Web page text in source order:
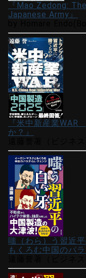
『Mao Zedong:
Japanese Army』
『米中新産業
か？』
嗤（わら）う習近
もくろむ中国のパ